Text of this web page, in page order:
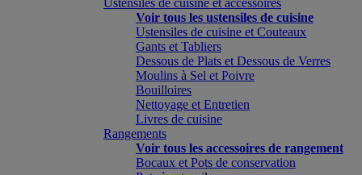
Ustensiles de cuisine et accessoires
Voir tous les ustensiles de cuisine
Ustensiles de cuisine et Couteaux
Gants et Tabliers
Dessous de Plats et Dessous de Verres
Moulins à Sel et Poivre
Bouilloires
Nettoyage et Entretien
Livres de cuisine
Rangements
Voir tous les accessoires de rangement
Bocaux et Pots de conservation